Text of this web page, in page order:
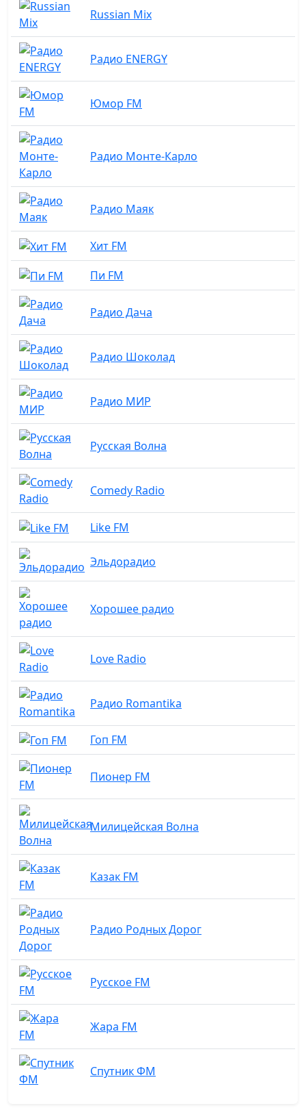
Russian Mix
Радио ENERGY
Юмор FM
Радио Монте-Карло
Радио Маяк
Хит FM
Пи FM
Радио Дача
Радио Шоколад
Радио МИР
Русская Волна
Comedy Radio
Like FM
Эльдорадио
Хорошее радио
Love Radio
Радио Romantika
Гоп FM
Пионер FM
Милицейская Волна
Казак FM
Радио Родных Дорог
Русское FM
Жара FM
Спутник ФМ